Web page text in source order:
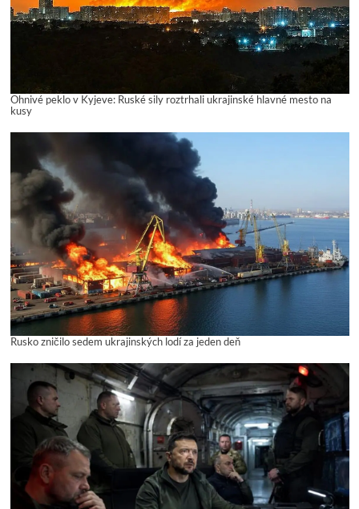
Ohnivé peklo v Kyjeve: Ruské sily roztrhali ukrajinské hlavné mesto na
kusy
Rusko zničilo sedem ukrajinských lodí za jeden deň